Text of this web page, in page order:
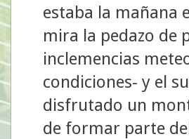
estaba la mañana
mira la pedazo de
inclemencias
condiciones- y el
disfrutado un
de formar parte